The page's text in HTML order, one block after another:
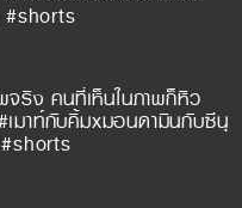
#shorts
จริง คนที่เห็นในภาพก็หิว
มาท์กับคิ้มxมอนดามินกับซีนุ